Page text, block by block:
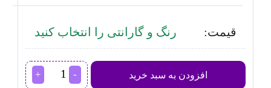
قیمت: رنگ و گارانتی را انتخاب کنید
افزودن به سبد خرید
غذاساز
کنوود